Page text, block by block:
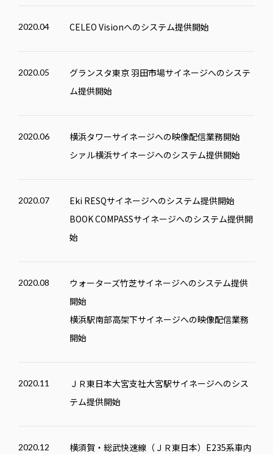
2020.04 CELEO Visionへのシステム提供開始
2020.05
グランスタ東京 羽田市場サイネージへのシステ
ム提供開始
2020.06
横浜タワーサイネージへの映像配信業務開始
シァル横浜サイネージへのシステム提供開始
2020.07 Eki RESQサイネージへのシステム提供開始
BOOK COMPASSサイネージへのシステム提供開
始
2020.08
ウォーターズ竹芝サイネージへのシステム提供
開始
横浜駅南部高架下サイネージへの映像配信業務
開始
2020.11
ＪＲ東日本大宮支社大宮駅サイネージへのシス
テム提供開始
2020.12
横須賀・総武快速線（ＪＲ東日本）E235系車内